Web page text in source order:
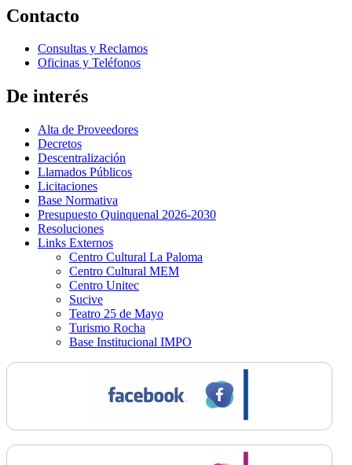
Contacto
Consultas y Reclamos
Oficinas y Teléfonos
De interés
Alta de Proveedores
Decretos
Descentralización
Llamados Públicos
Licitaciones
Base Normativa
Presupuesto Quinquenal 2026-2030
Resoluciones
Links Externos
Centro Cultural La Paloma
Centro Cultural MEM
Centro Unitec
Sucive
Teatro 25 de Mayo
Turismo Rocha
Base Institucional IMPO